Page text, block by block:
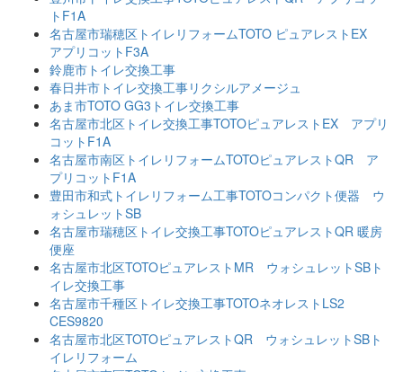
トF1A
名古屋市瑞穂区トイレリフォームTOTO ピュアレストEX
アプリコットF3A
鈴鹿市トイレ交換工事
春日井市トイレ交換工事リクシルアメージュ
あま市TOTO GG3トイレ交換工事
名古屋市北区トイレ交換工事TOTOピュアレストEX アプリ
コットF1A
名古屋市南区トイレリフォームTOTOピュアレストQR ア
プリコットF1A
豊田市和式トイレリフォーム工事TOTOコンパクト便器 ウ
ォシュレットSB
名古屋市瑞穂区トイレ交換工事TOTOピュアレストQR 暖房
便座
名古屋市北区TOTOピュアレストMR ウォシュレットSBト
イレ交換工事
名古屋市千種区トイレ交換工事TOTOネオレストLS2
CES9820
名古屋市北区TOTOピュアレストQR ウォシュレットSBト
イレリフォーム